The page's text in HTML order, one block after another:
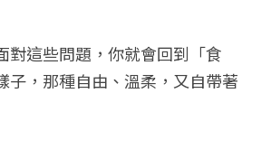
對這些問題，你就會回到「食
子，那種自由、溫柔，又自帶著